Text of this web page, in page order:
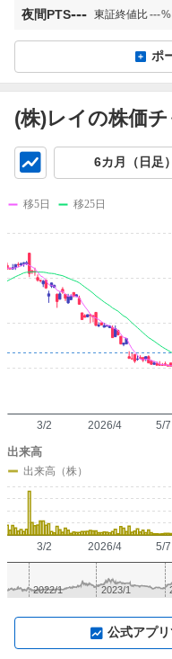
夜間PTS--- 東証終値比---%
ポ
(株)レイの株価チ
6カ月（日足）
2026/4
3/2 5/7
移5日 移25日
2026/4
3/2 5/7
出来高
出来高（株）
2023/1
2022/1
公式アプ